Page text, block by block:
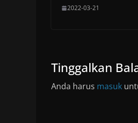
2022-03-21
Tinggalkan
Anda harus masuk